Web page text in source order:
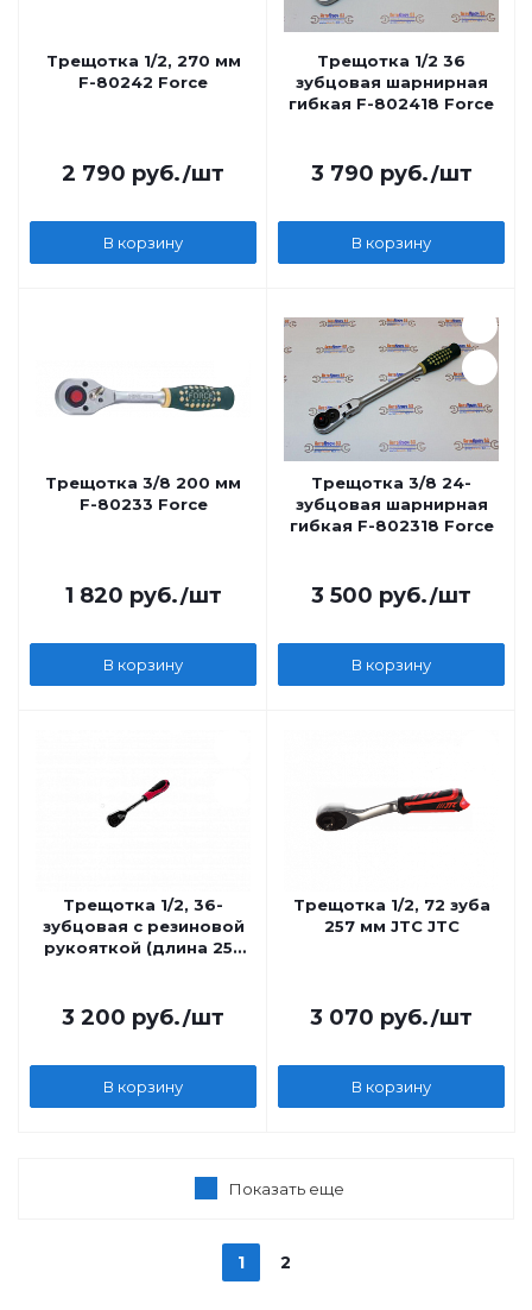
Трещотка 1/2, 270 мм
F-80242 Force
2 790 руб./шт
В корзину
Трещотка 1/2 36
зубцовая шарнирная
гибкая F-802418 Force
3 790 руб./шт
В корзину
Трещотка 3/8 200 мм
F-80233 Force
1 820 руб./шт
В корзину
Трещотка 3/8 24-
зубцовая шарнирная
гибкая F-802318 Force
3 500 руб./шт
В корзину
Трещотка 1/2, 36-
зубцовая с резиновой
рукояткой (длина 257
3 200 руб./шт
В корзину
Трещотка 1/2, 72 зуба
257 мм JTC JTC
3 070 руб./шт
В корзину
Показать еще
1 2